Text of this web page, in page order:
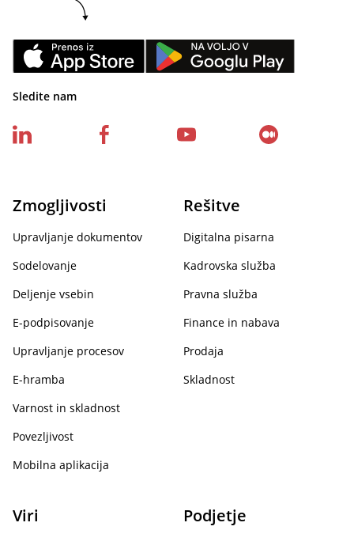
Sledite nam
Zmogljivosti
Upravljanje dokumentov
Sodelovanje
Deljenje vsebin
E-podpisovanje
Upravljanje procesov
E-hramba
Varnost in skladnost
Povezljivost
Mobilna aplikacija
Rešitve
Digitalna pisarna
Kadrovska služba
Pravna služba
Finance in nabava
Prodaja
Skladnost
Viri Podjetje